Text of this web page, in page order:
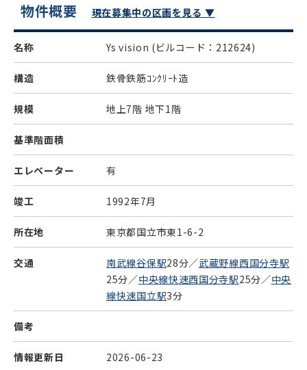
物件概要 現在募集中の区画を見る ▼
名称 Ys vision (ビルコード：212624)
構造 鉄骨鉄筋ｺﾝｸﾘｰﾄ造
規模 地上7階 地下1階
基準階面積
エレベーター 有
竣工 1992年7月
所在地 東京都国立市東1-6-2
交通 南武線谷保駅28分／武蔵野線西国分寺駅
25分／中央線快速西国分寺駅25分／中央
線快速国立駅3分
備考
情報更新日 2026-06-23